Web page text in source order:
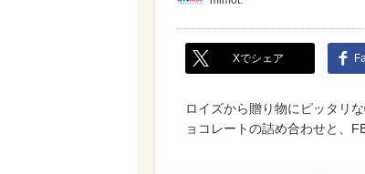
Xでシェア
ロイズから贈り物にピッタリ
ョコレートの詰め合わせと、